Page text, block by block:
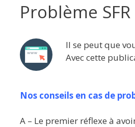
Problème
Il se peut que
Avec cette
Nos conseils en cas de
A – Le premier réflexe à